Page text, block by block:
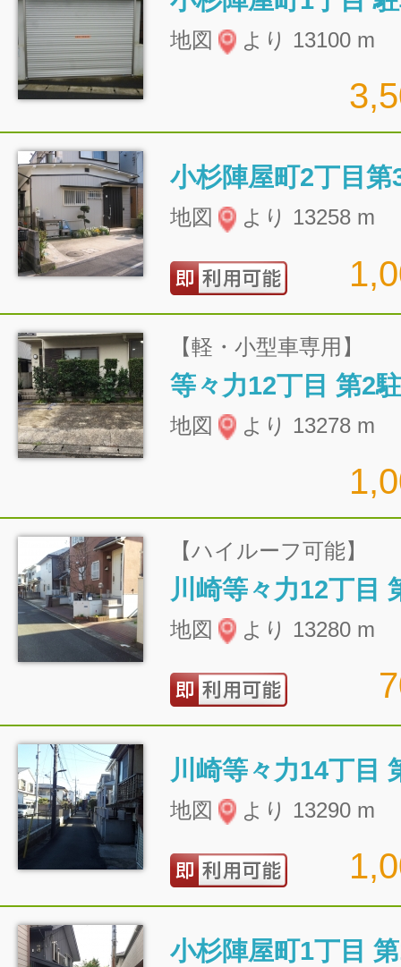
地図 より 13100 m
小杉陣屋町2丁目第
地図 より 13258 m
【軽・小型車専用】
等々力12丁目 第2
地図 より 13278 m
【ハイルーフ可能】
川崎等々力12丁目
地図 より 13280 m
川崎等々力14丁目
地図 より 13290 m
小杉陣屋町1丁目